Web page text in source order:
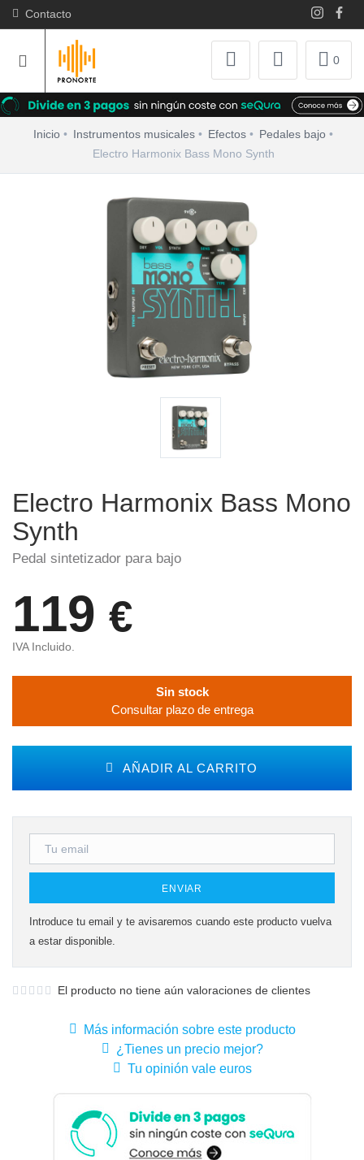
Contacto
0
Inicio Instrumentos musicales Efectos
Pedales bajo
Electro Harmonix Bass Mono Synth
Electro Harmonix Bass Mono
Synth
Pedal sintetizador para bajo
119 €
IVA Incluido.
Sin stock
Consultar plazo de entrega
AÑADIR AL CARRITO
ENVIAR
Introduce tu email y te avisaremos cuando este producto vuelva
a estar disponible.
El producto no tiene aún valoraciones de clientes
Más información sobre este producto
¿Tienes un precio mejor?
Tu opinión vale euros